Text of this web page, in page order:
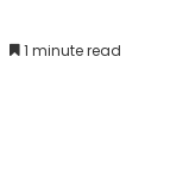
1 minute read